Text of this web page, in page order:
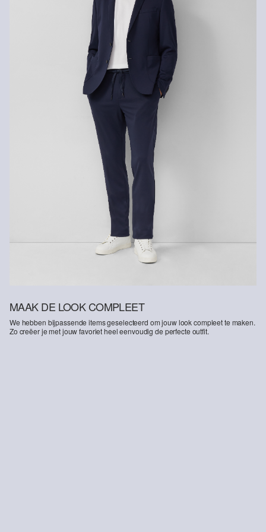
Niet geschikt voor de droger
Niet heet strijken
Chemische reiniging met perchloorethyleen
Gerecyclede vezels
Om bij te dragen aan het kringloopgebruik in de textielproductie,
gebruiken we steeds meer gerecyclede vezels in onze producten.
Bevat gerecycled polyester: Dit product bevat gerecycled polyester
dat gemaakt is van gerecycled plastic zoals petflessen of
gerecyclede vezels die afkomstig zijn van gebruikte kleding.
dagen gratis retourneren.
MAAK DE LOOK COMPLEET
We hebben bijpassende items geselecteerd om jouw look compleet te maken.
Zo creëer je met jouw favoriet heel eenvoudig de perfecte outfit.